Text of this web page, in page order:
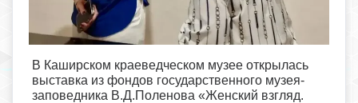
В Каширском краеведческом музее открылась
выставка из фондов государственного музея-
заповедника В.Д.Поленова «Женский взгляд.